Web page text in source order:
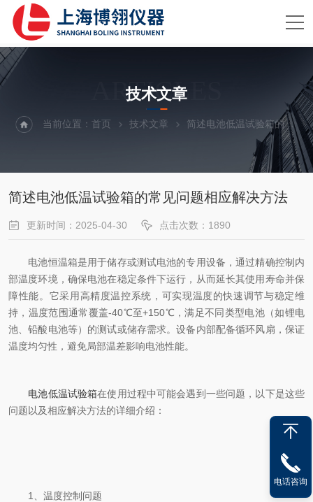
ARTICLES
技术文章
当前位置：首页 技术文章 简述电池低温试验箱的常见问题相应解决方法
简述电池低温试验箱的常见问题相应解决方法
更新时间：2025-04-30 点击次数：1890
电池恒温箱是用于储存或测试电池的专用设备，通过精确控制内
部温度环境，确保电池在稳定条件下运行，从而延长其使用寿命并保
障性能。它采用高精度温控系统，可实现温度的快速调节与稳定维
持，温度范围通常覆盖-40℃至+150℃，满足不同类型电池（如锂电
池、铅酸电池等）的测试或储存需求。设备内部配备循环风扇，保证
温度均匀性，避免局部温差影响电池性能。
电池低温试验箱在使用过程中可能会遇到一些问题，以下是这些
问题以及相应解决方法的详细介绍：
1、温度控制问题
电话咨询